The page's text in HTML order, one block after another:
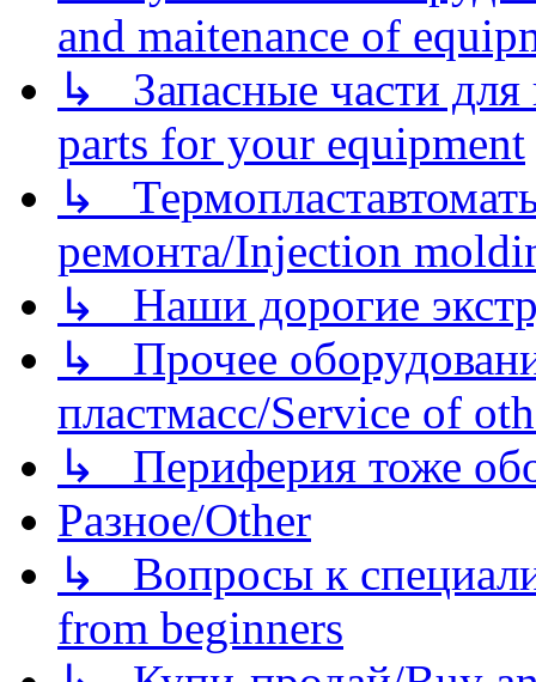
and maitenance of
↳ Запасные части для
parts for your equipment
↳
ремонта/Injection
↳ Наши дорогие
↳ Прочее
пластмасс/Service of
↳ Периферия тоже
Разное/Other
↳ Вопросы к
from beginners